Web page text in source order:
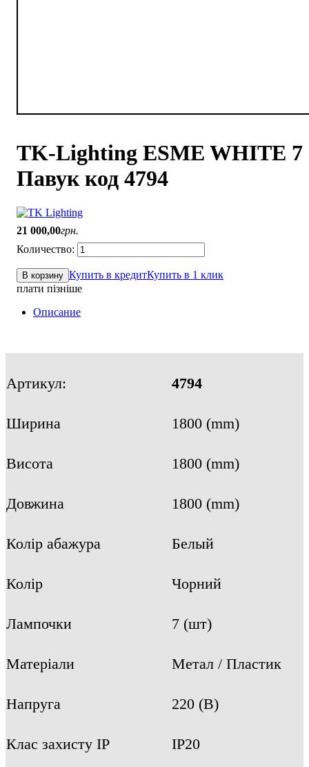
TK-Lighting ESME WHITE 7
Павук код 4794
21 000,00грн.
В корзину Купить в кредитКупить в 1 клик
плати пізніше
Описание
Артикул: 4794
Ширина 1800 (mm)
Висота 1800 (mm)
Довжина 1800 (mm)
Колір абажура Белый
Колір Чорний
Лампочки 7 (шт)
Матеріали Метал / Пластик
Напруга 220 (В)
Клас захисту IP IP20